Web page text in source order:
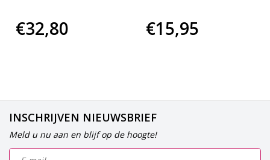
€32,80 €15,95
INSCHRIJVEN NIEUWSBRIEF
Meld u nu aan en blijf op de hoogte!